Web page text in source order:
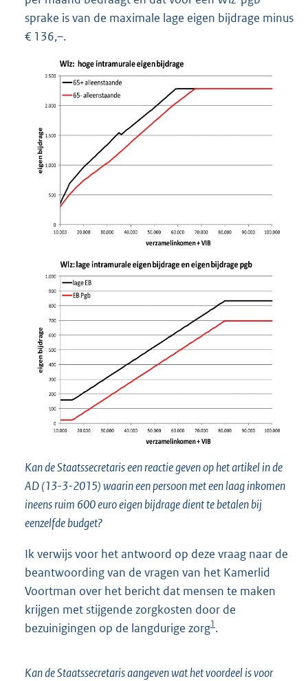
sprake is van de maximale lage eigen bijdrage minus
€ 136,–.
Kan de Staatssecretaris een reactie geven op het artikel in de
AD (13-3-2015) waarin een persoon met een laag inkomen
ineens ruim 600 euro eigen bijdrage dient te betalen bij
eenzelfde budget?
Ik verwijs voor het antwoord op deze vraag naar de
beantwoording van de vragen van het Kamerlid
Voortman over het bericht dat mensen te maken
krijgen met stijgende zorgkosten door de
bezuinigingen op de langdurige zorg1.
Kan de Staatssecretaris aangeven wat het voordeel is voor